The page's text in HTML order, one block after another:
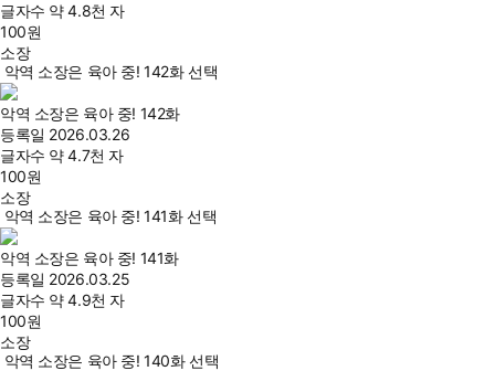
글자수 약 4.8천 자
100원
소장
악역 소장은 육아 중! 142화 선택
악역 소장은 육아 중! 142화
등록일 2026.03.26
글자수 약 4.7천 자
100원
소장
악역 소장은 육아 중! 141화 선택
악역 소장은 육아 중! 141화
등록일 2026.03.25
글자수 약 4.9천 자
100원
소장
악역 소장은 육아 중! 140화 선택